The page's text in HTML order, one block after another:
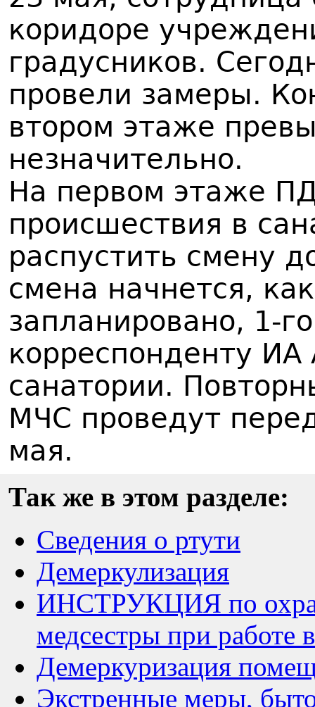
коридоре
градусников.
провели замеры.
втором этаже
незначительно.
На первом этаже
происшествия в
распустить смену
смена начнется,
запланировано, 1-
корреспонденту
санатории.
МЧС проведут
мая.
Так же в этом разделе:
Сведения о ртути
Демеркулизация
ИНСТРУКЦИЯ по
медсестры при работе
Демеркуризация
Экстренные меры,